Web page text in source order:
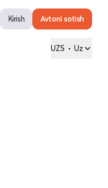
Kirish Avtoni sotish
UZS • Uz